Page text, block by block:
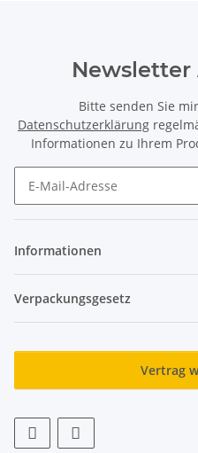
Newsletter
Bitte senden Sie
Datenschutzerklärung
Informationen zu Ihrem
Informationen
Verpackungsgesetz
Vertrag